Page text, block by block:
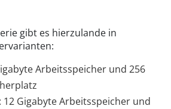
gibt es hierzulande in
Arbeitsspeicher und 256
: 12 Gigabyte Arbeitsspeicher und